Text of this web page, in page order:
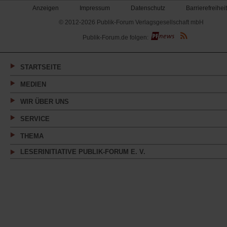
Anzeigen Impressum Datenschutz
Barrierefreiheit
© 2012-2026 Publik-Forum Verlagsgesellschaft mbH
(Öffnet
in
neuen
Publik-Forum.de folgen:
STARTSEITE
MEDIEN
WIR ÜBER UNS
SERVICE
THEMA
LESERINITIATIVE PUBLIK-FORUM E. V.